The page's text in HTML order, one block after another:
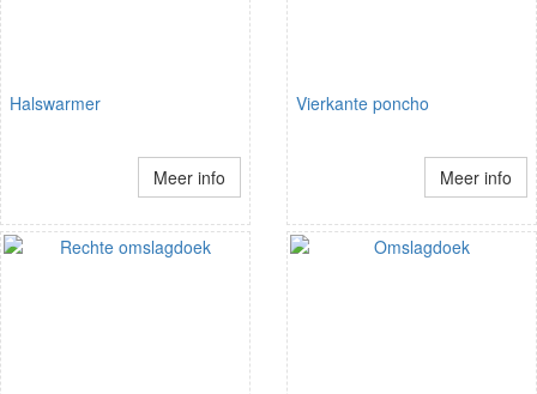
Halswarmer
Meer info
Vierkante poncho
Meer info